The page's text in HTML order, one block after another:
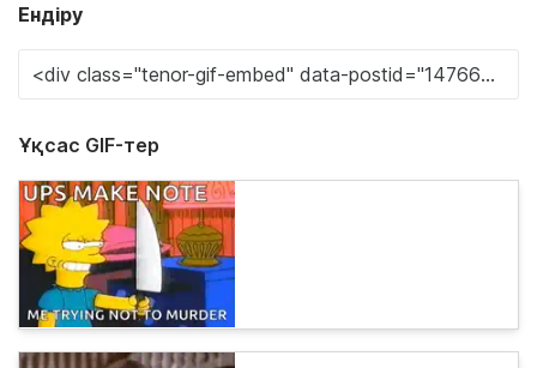
Ендіру
Ұқсас GIF-тер